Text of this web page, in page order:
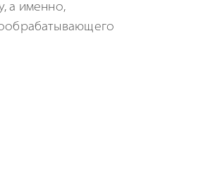
а именно,